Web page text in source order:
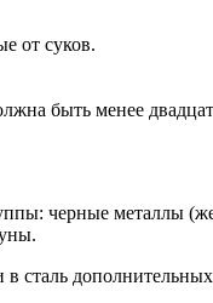
от суков.
быть менее
черные металлы
сталь